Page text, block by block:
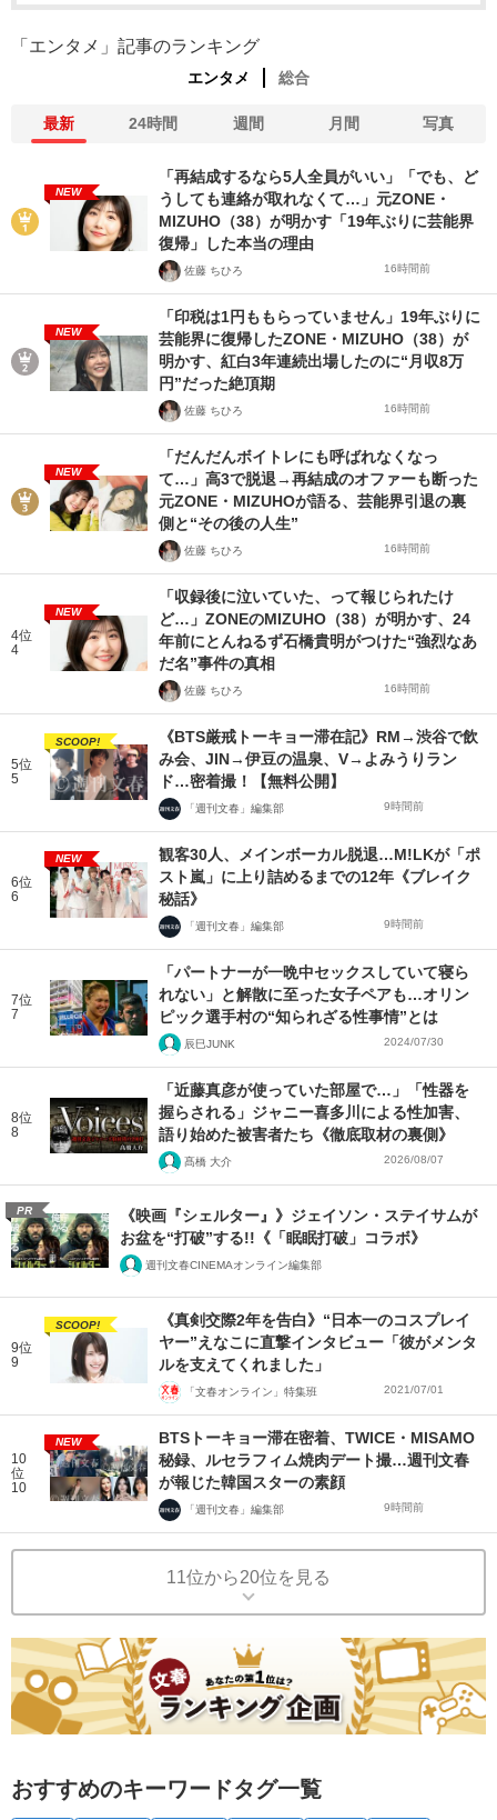
「エンタメ」記事のランキング
エンタメ 総合
最新 24時間 週間 月間 写真
NEW
「再結成するなら5人全員がいい」「でも、ど
うしても連絡が取れなくて…」元ZONE・
MIZUHO（38）が明かす「19年ぶりに芸能界
復帰」した本当の理由
佐藤 ちひろ 16時間前
NEW
「印税は1円ももらっていません」19年ぶりに
芸能界に復帰したZONE・MIZUHO（38）が
明かす、紅白3年連続出場したのに“月収8万
円”だった絶頂期
佐藤 ちひろ 16時間前
NEW
「だんだんボイトレにも呼ばれなくなっ
て…」高3で脱退→再結成のオファーも断った
元ZONE・MIZUHOが語る、芸能界引退の裏
側と“その後の人生”
佐藤 ちひろ 16時間前
4位
4
NEW
「収録後に泣いていた、って報じられたけ
ど…」ZONEのMIZUHO（38）が明かす、24
年前にとんねるず石橋貴明がつけた“強烈なあ
だ名”事件の真相
佐藤 ちひろ 16時間前
5位
5
SCOOP!
《BTS厳戒トーキョー滞在記》RM→渋谷で飲
み会、JIN→伊豆の温泉、V→よみうりラン
ド…密着撮！【無料公開】
「週刊文春」編集部 9時間前
6位
6
NEW
観客30人、メインボーカル脱退…M!LKが「ポ
スト嵐」に上り詰めるまでの12年《ブレイク
秘話》
「週刊文春」編集部 9時間前
7位
7
「パートナーが一晩中セックスしていて寝ら
れない」と解散に至った女子ペアも…オリン
ピック選手村の“知られざる性事情”とは
辰巳JUNK 2024/07/30
8位
8
「近藤真彦が使っていた部屋で…」「性器を
握らされる」ジャニー喜多川による性加害、
語り始めた被害者たち《徹底取材の裏側》
髙橋 大介 2026/08/07
PR
《映画『シェルター』》ジェイソン・ステイサムが
お盆を“打破”する!!《「眠眠打破」コラボ》
週刊文春CINEMAオンライン編集部
9位
9
SCOOP!
《真剣交際2年を告白》“日本一のコスプレイ
ヤー”えなこに直撃インタビュー「彼がメンタ
ルを支えてくれました」
「文春オンライン」特集班 2021/07/01
10
位
10
NEW
BTSトーキョー滞在密着、TWICE・MISAMO
秘録、ルセラフィム焼肉デート撮…週刊文春
が報じた韓国スターの素顔
「週刊文春」編集部 9時間前
11位から20位を見る
おすすめのキーワードタグ一覧